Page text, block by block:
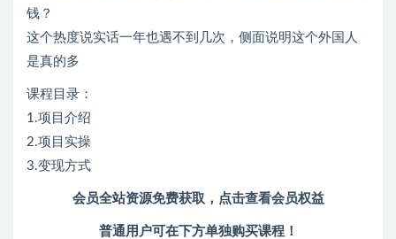
钱？
这个热度说实话一年也遇不到几次，侧面说明这个外国人
是真的多
课程目录：
1.项目介绍
2.项目实操
3.变现方式
会员全站资源免费获取，点击查看会员权益
普通用户可在下方单独购买课程！